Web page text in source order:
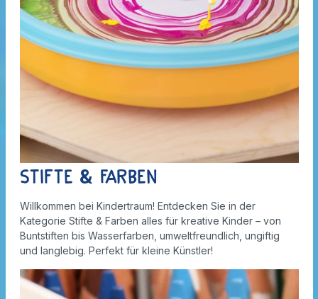
Stifte & Farben
Willkommen bei Kindertraum! Entdecken Sie in der
Kategorie Stifte & Farben alles für kreative Kinder – von
Buntstiften bis Wasserfarben, umweltfreundlich, ungiftig
und langlebig. Perfekt für kleine Künstler!